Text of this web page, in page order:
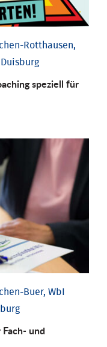
Rotthausen,
speziell für
Buer, WbI
und